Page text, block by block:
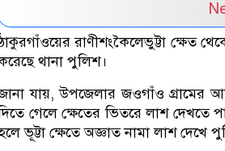
রাণীশংকৈলেভুট্টা ক্ষেত
থানা পুলিশ।
যায়, উপজেলার জওগাঁও গ্রামের
গেলে ক্ষেতের ভিতরে লাশ
ভূট্টা ক্ষেতে অজ্ঞাত নামা লাশ দেখে